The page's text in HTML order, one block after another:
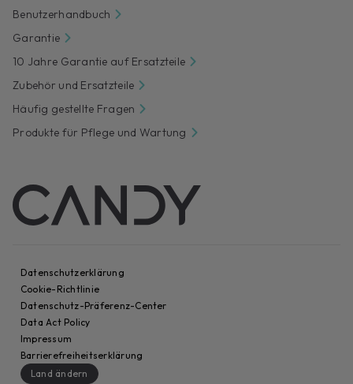
Benutzerhandbuch
Garantie
10 Jahre Garantie auf Ersatzteile
Zubehör und Ersatzteile
Häufig gestellte Fragen
Produkte für Pflege und Wartung
Datenschutzerklärung
Cookie-Richtlinie
Datenschutz-Präferenz-Center
Data Act Policy
Impressum
Barrierefreiheitserklärung
Land ändern